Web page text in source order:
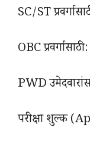
SC/ST
OBC
PWD
परीक्षा शुल्क